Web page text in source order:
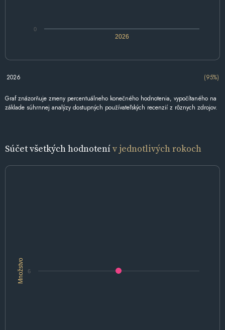
2026
0
2026 (95%)
Graf znázorňuje zmeny percentuálneho konečného hodnotenia, vypočítaného na
základe súhrnnej analýzy dostupných používateľských recenzií z rôznych zdrojov.
Súčet všetkých hodnotenív jednotlivých rokoch
Množstvo 6